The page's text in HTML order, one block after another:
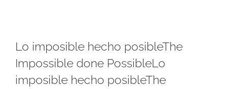
Lo imposible hecho posibleThe
Impossible done PossibleLo
imposible hecho posibleThe